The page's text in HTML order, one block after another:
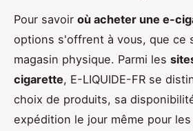
Pour savoir où acheter une e-
options s'offrent à vous, que ce
magasin physique. Parmi les
cigarette, E-LIQUIDE-FR se
choix de produits, sa
expédition le jour même pour